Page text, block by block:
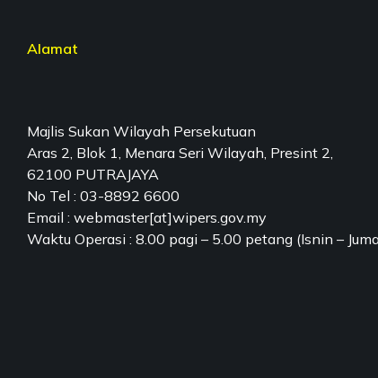
Alamat
Majlis Sukan Wilayah Persekutuan
Aras 2, Blok 1, Menara Seri Wilayah, Presint 2,
62100 PUTRAJAYA
No Tel : 03-8892 6600
Email : webmaster[at]wipers.gov.my
Waktu Operasi : 8.00 pagi – 5.00 petang (Isnin –